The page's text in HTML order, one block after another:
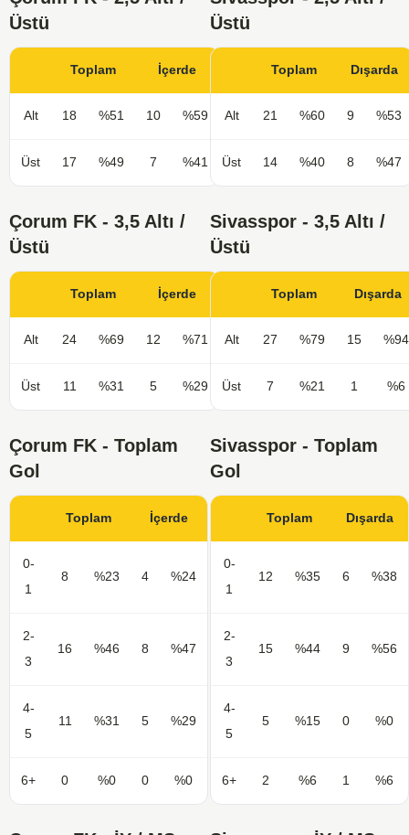
Üstü
Toplam İçerde
Alt 18 %51 10 %59
Üst 17 %49 7 %41
Üstü
Toplam Dışarda
Alt 21 %60 9 %53
Üst 14 %40 8 %47
Çorum FK - 3,5 Altı /
Üstü
Toplam İçerde
Alt 24 %69 12 %71
Üst 11 %31 5 %29
Sivasspor - 3,5 Altı /
Üstü
Toplam Dışarda
Alt 27 %79 15 %94
Üst 7 %21 1 %6
Çorum FK - Toplam
Gol
Toplam İçerde
0-
1
8 %23 4 %24
2-
3
16 %46 8 %47
4-
5
11 %31 5 %29
6+ 0 %0 0 %0
Sivasspor - Toplam
Gol
Toplam Dışarda
0-
1
12 %35 6 %38
2-
3
15 %44 9 %56
4-
5
5 %15 0 %0
6+ 2 %6 1 %6